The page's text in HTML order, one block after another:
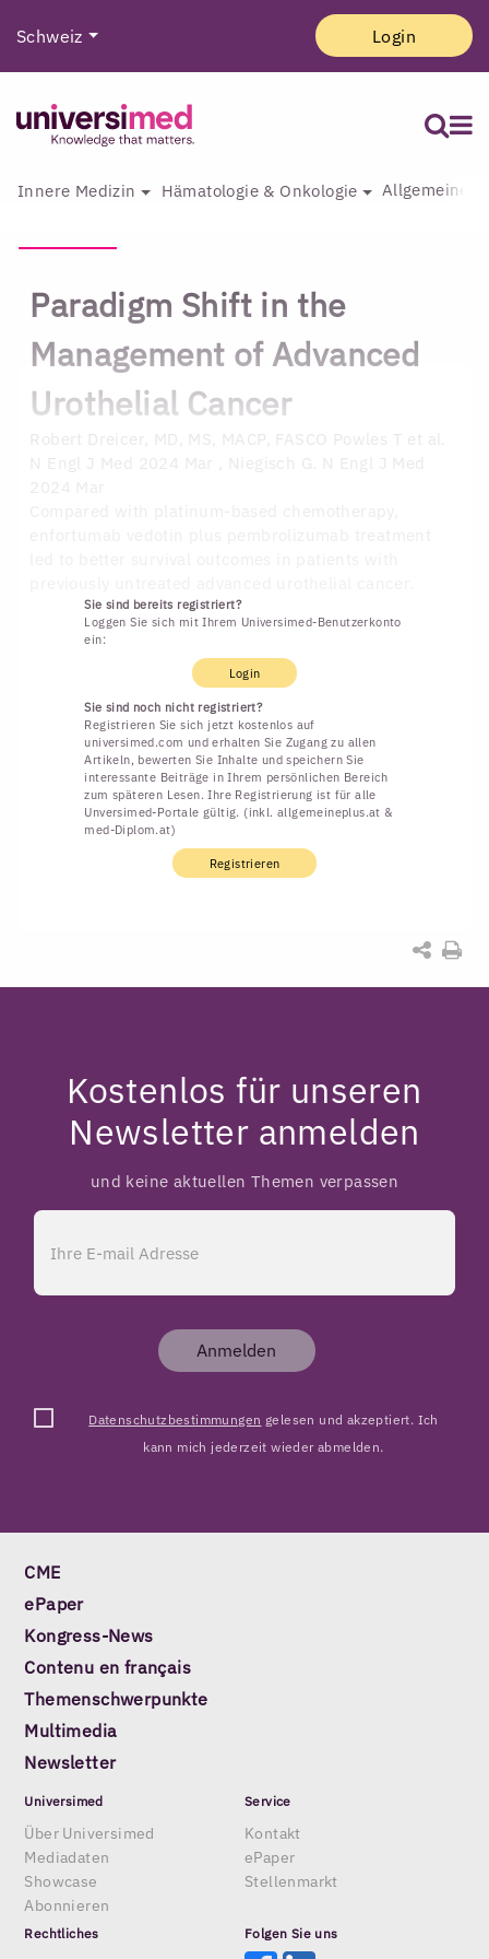
Schweiz Login
Innere Medizin Hämatologie & Onkologie Allgemeine
Paradigm Shift in the
Management of Advanced
Urothelial Cancer
Robert Dreicer, MD, MS, MACP, FASCO Powles T et al.
N Engl J Med 2024 Mar , Niegisch G. N Engl J Med
Sie sind bereits registriert?
Loggen Sie sich mit Ihrem Universimed-Benutzerkonto
ein:
Login
Sie sind noch nicht registriert?
Registrieren Sie sich jetzt kostenlos auf
universimed.com und erhalten Sie Zugang zu allen
Artikeln, bewerten Sie Inhalte und speichern Sie
interessante Beiträge in Ihrem persönlichen Bereich
zum späteren Lesen. Ihre Registrierung ist für alle
Unversimed-Portale gültig. (inkl. allgemeineplus.at &
med-Diplom.at)
Registrieren
Kostenlos für unseren
Newsletter anmelden
und keine aktuellen Themen verpassen
Anmelden
Datenschutzbestimmungen gelesen und akzeptiert. Ich
kann mich jederzeit wieder abmelden.
CME
ePaper
Kongress-News
Contenu en français
Themenschwerpunkte
Multimedia
Newsletter
Universimed
Über Universimed
Mediadaten
Showcase
Abonnieren
Service
Kontakt
ePaper
Stellenmarkt
Rechtliches Folgen Sie uns